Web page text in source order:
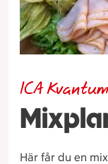
ICA
Här får du en